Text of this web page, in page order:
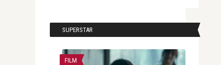
SUPERSTAR
FILM